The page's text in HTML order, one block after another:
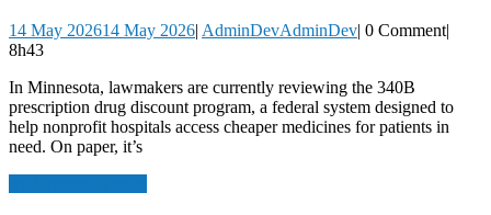
14 May 202614 May 2026 AdminDevAdminDev 0 Comment|
8h43
In Minnesota, lawmakers are currently reviewing the 340B
prescription drug discount program, a federal system designed to
help nonprofit hospitals access cheaper medicines for patients in
need. On paper, it’s